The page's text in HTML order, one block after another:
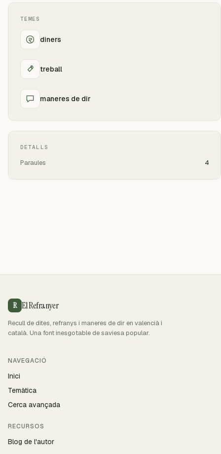
TEMES
diners
treball
maneres de dir
DETALLS
Paraules 4
R El Refranyer
Recull de dites, refranys i maneres de dir en valencià i
català. Una font inesgotable de saviesa popular.
NAVEGACIÓ
Inici
Temàtica
Cerca avançada
RECURSOS
Blog de l'autor